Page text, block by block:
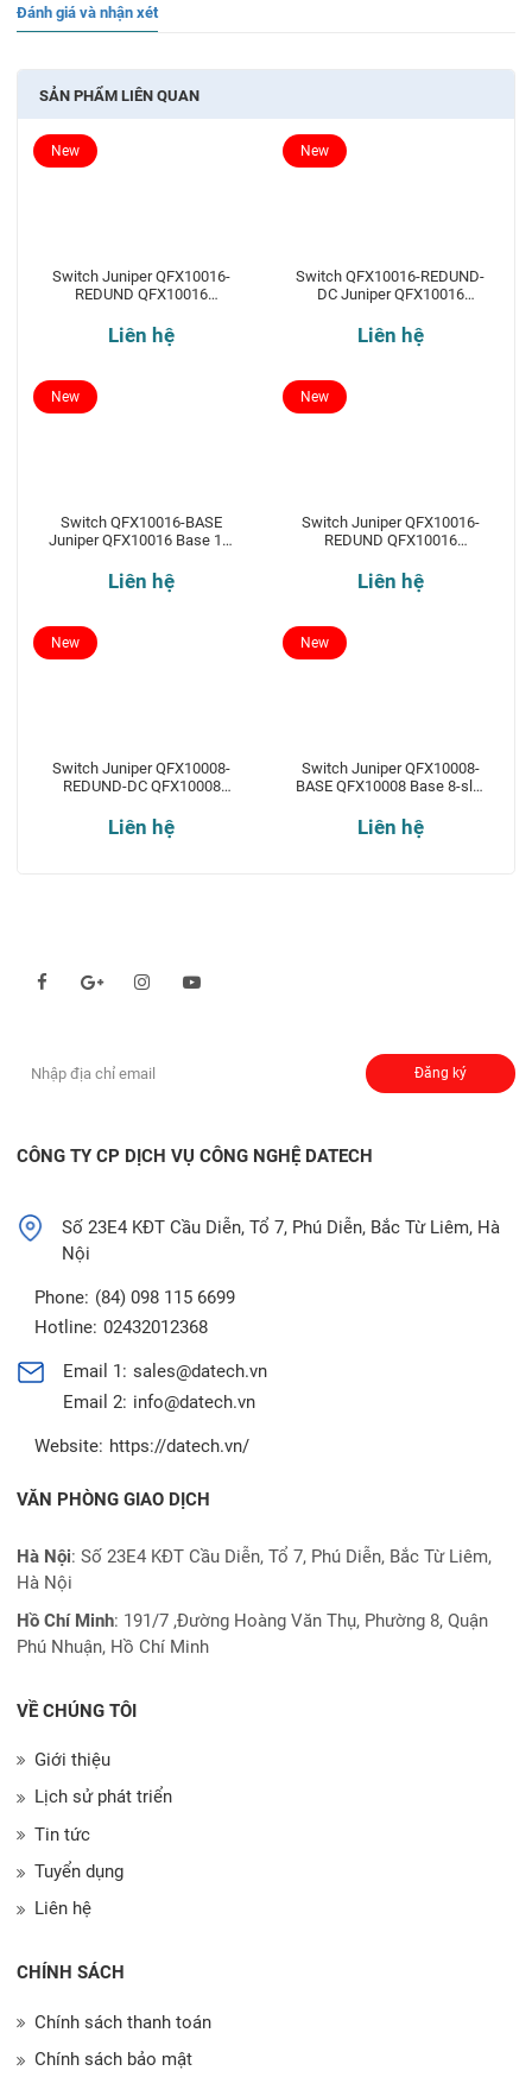
Đánh giá và nhận xét
SẢN PHẨM LIÊN QUAN
Switch Juniper QFX10016-
REDUND QFX10016
Liên hệ
New
Switch QFX10016-REDUND-
DC Juniper QFX10016
Liên hệ
New
Switch QFX10016-BASE
Juniper QFX10016 Base 16-
Liên hệ
New
Switch Juniper QFX10016-
REDUND QFX10016
Liên hệ
New
Switch Juniper QFX10008-
REDUND-DC QFX10008
Liên hệ
New
Switch Juniper QFX10008-
BASE QFX10008 Base 8-slot
Liên hệ
New
Đăng ký
CÔNG TY CP DỊCH VỤ CÔNG NGHỆ DATECH
Số 23E4 KĐT Cầu Diễn, Tổ 7, Phú Diễn, Bắc Từ Liêm, Hà
Nội
Phone: (84) 098 115 6699
Hotline: 02432012368
Email 1: sales@datech.vn
Email 2: info@datech.vn
Website: https://datech.vn/
VĂN PHÒNG GIAO DỊCH
Hà Nội: Số 23E4 KĐT Cầu Diễn, Tổ 7, Phú Diễn, Bắc Từ Liêm,
Hà Nội
Hồ Chí Minh: 191/7 ,Đường Hoàng Văn Thụ, Phường 8, Quận
Phú Nhuận, Hồ Chí Minh
VỀ CHÚNG TÔI
Giới thiệu
Lịch sử phát triển
Tin tức
Tuyển dụng
Liên hệ
CHÍNH SÁCH
Chính sách thanh toán
Chính sách bảo mật